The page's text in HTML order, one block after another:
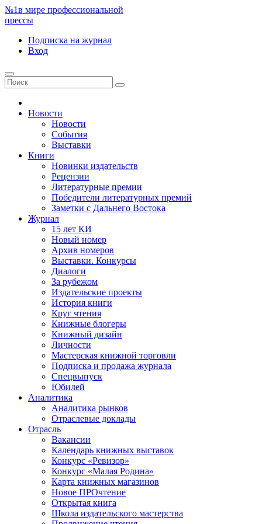
№1в мире профессиональной
прессы
Подписка на журнал
Вход
Новости
Новости
События
Выставки
Книги
Новинки издательств
Рецензии
Литературные премии
Победители литературных премий
Заметки с Дальнего Востока
Журнал
15 лет КИ
Новый номер
Архив номеров
Выставки. Конкурсы
Диалоги
За рубежом
Издательские проекты
История книги
Круг чтения
Книжные блогеры
Книжный дизайн
Личности
Мастерская книжной торговли
Подписка и продажа журнала
Спецвыпуск
Юбилей
Аналитика
Аналитика рынков
Отраслевые доклады
Отрасль
Вакансии
Календарь книжных выставок
Конкурс «Ревизор»
Конкурс «Малая Родина»
Карта книжных магазинов
Новое ПРОчтение
Открытая книга
Школа издательского мастерства